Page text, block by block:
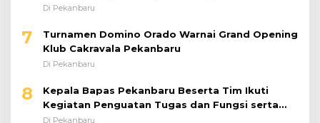
Perkuat Kinerja Satuan
Di Pekanbaru
7
Turnamen Domino Orado Warnai Grand Opening
Klub Cakravala Pekanbaru
Di Pekanbaru
8
Kepala Bapas Pekanbaru Beserta Tim Ikuti
Kegiatan Penguatan Tugas dan Fungsi serta
Paparan Penempatan WBP ke Lapas Terbuka
Di Pekanbaru